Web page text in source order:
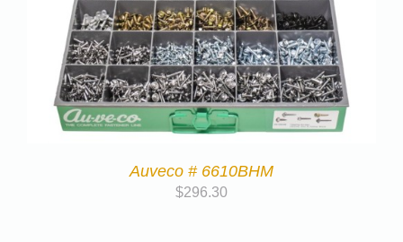
Auveco # 6610BHM
$296.30